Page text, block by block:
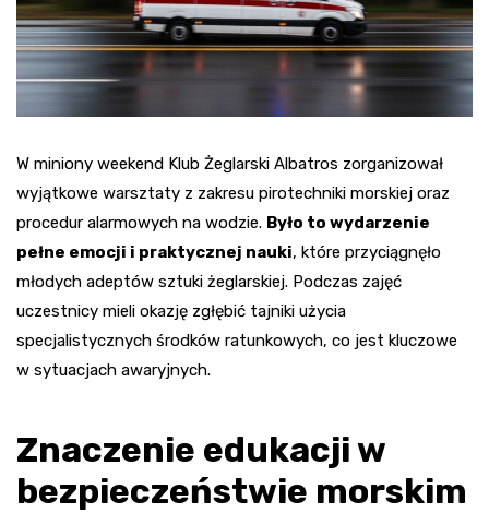
W miniony weekend Klub Żeglarski Albatros zorganizował
wyjątkowe warsztaty z zakresu pirotechniki morskiej oraz
procedur alarmowych na wodzie. Było to wydarzenie
pełne emocji i praktycznej nauki, które przyciągnęło
młodych adeptów sztuki żeglarskiej. Podczas zajęć
uczestnicy mieli okazję zgłębić tajniki użycia
specjalistycznych środków ratunkowych, co jest kluczowe
w sytuacjach awaryjnych.
Znaczenie edukacji w
bezpieczeństwie morskim